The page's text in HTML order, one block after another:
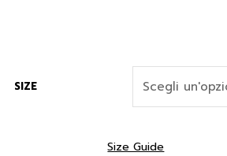
SIZE
Size Guide